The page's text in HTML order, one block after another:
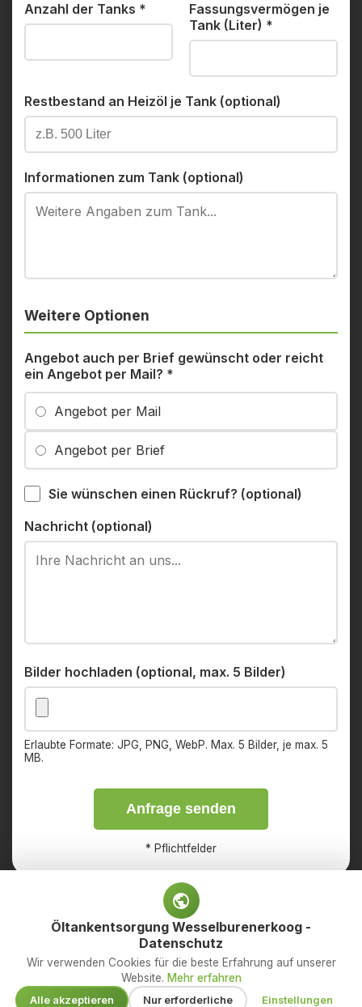
Anzahl der Tanks *
Fassungsvermögen je
Tank (Liter) *
Restbestand an Heizöl je Tank (optional)
Informationen zum Tank (optional)
Weitere Optionen
Angebot auch per Brief gewünscht oder reicht
ein Angebot per Mail? *
Angebot per Mail
Angebot per Brief
Sie wünschen einen Rückruf? (optional)
Nachricht (optional)
Bilder hochladen (optional, max. 5 Bilder)
Erlaubte Formate: JPG, PNG, WebP. Max. 5 Bilder, je max. 5
MB.
Anfrage senden
* Pflichtfelder
ImpressumDatenschutz
© 2026 OED Services GmbH – Ihr Fachbetrieb für
Öltankentsorgung. Alle Rechte vorbehalten.
Öltankentsorgung Wesselburenerkoog -
Datenschutz
Wir verwenden Cookies für die beste Erfahrung auf unserer
Website. Mehr erfahren
Alle akzeptieren Nur erforderliche Einstellungen